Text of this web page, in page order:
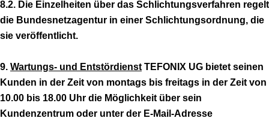
8.2. Die Einzelheiten über das Schlichtungsverfahren regelt
die Bundesnetzagentur in einer Schlichtungsordnung, die
sie veröffentlicht.
9. Wartungs- und Entstördienst TEFONIX UG bietet seinen
Kunden in der Zeit von montags bis freitags in der Zeit von
10.00 bis 18.00 Uhr die Möglichkeit über sein
Kundenzentrum oder unter der E-Mail-Adresse